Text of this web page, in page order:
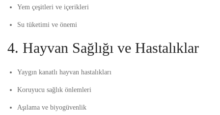
Yem çeşitleri ve içerikleri
Su tüketimi ve önemi
4. Hayvan Sağlığı ve Hastalıklar
Yaygın kanatlı hayvan hastalıkları
Koruyucu sağlık önlemleri
Aşılama ve biyogüvenlik